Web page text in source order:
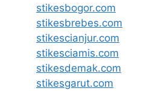
stikesbogor.com
stikesbrebes.com
stikescianjur.com
stikesciamis.com
stikesdemak.com
stikesgarut.com